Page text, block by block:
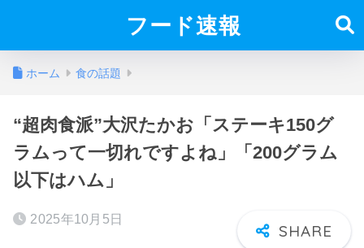
フード速報
ホーム 食の話題
“超肉食派”大沢たかお「ステーキ150グ
ラムって一切れですよね」「200グラム
以下はハム」
2025年10月5日